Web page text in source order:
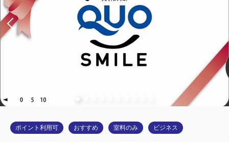
ポイント利用可 おすすめ 室料のみ ビジネス